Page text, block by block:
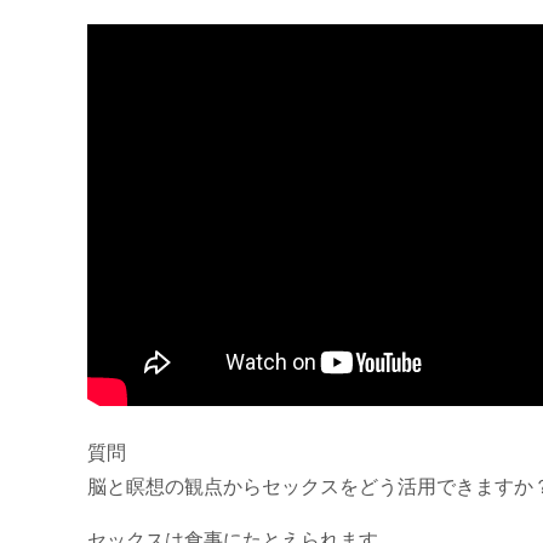
質問
脳と瞑想の観点からセックスをどう活用できますか